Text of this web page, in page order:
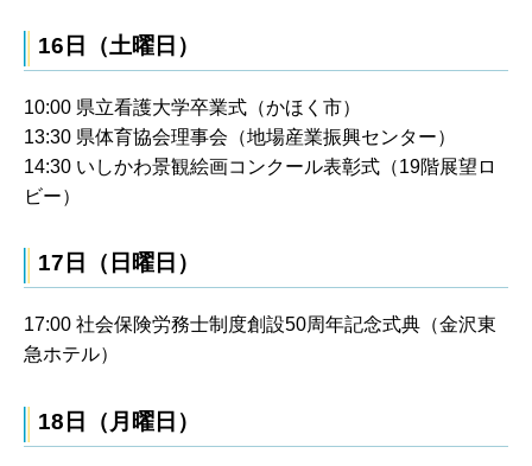
16日（土曜日）
10:00 県立看護大学卒業式（かほく市）
13:30 県体育協会理事会（地場産業振興センター）
14:30 いしかわ景観絵画コンクール表彰式（19階展望ロ
ビー）
17日（日曜日）
17:00 社会保険労務士制度創設50周年記念式典（金沢東
急ホテル）
18日（月曜日）